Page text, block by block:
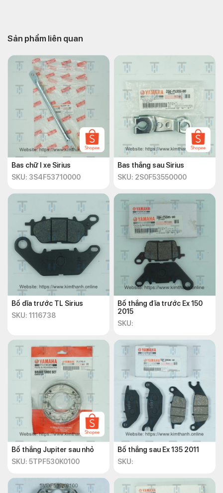
Sản phẩm liên quan
Bas chữ I xe Sirius
SKU: 3S4F53710000
Bas thắng sau Sirius
SKU: 2S0F53550000
Bố dĩa trước TL Sirius
SKU: 1116738
Bố thắng đĩa trước Ex 150
2015
SKU:
Bố thắng Jupiter sau nhỏ
SKU: 5TPF530K0100
Bố thắng sau Ex 135 2011
SKU: